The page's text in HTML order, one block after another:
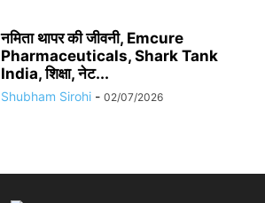
नमिता थापर की जीवनी, Emcure
Pharmaceuticals, Shark Tank
India, शिक्षा, नेट...
Shubham Sirohi - 02/07/2026